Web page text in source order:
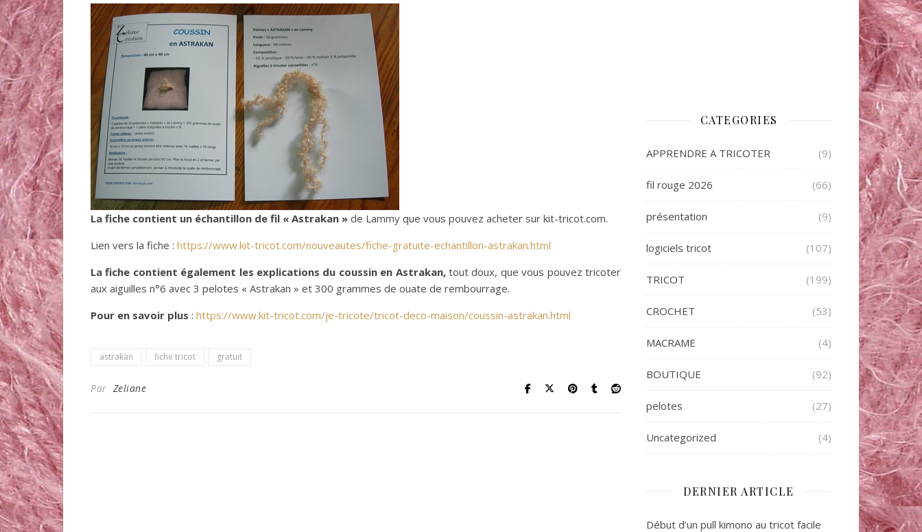
La fiche contient un échantillon de fil « Astrakan » de Lammy que vous pouvez acheter sur kit-tricot.com.
Lien vers la fiche : https://www.kit-tricot.com/nouveautes/fiche-gratuite-echantillon-astrakan.html
La fiche contient également les explications du coussin en Astrakan,tout doux, que vous pouvez tricoter
aux aiguilles n°6 avec 3 pelotes « Astrakan » et 300 grammes de ouate de rembourrage.
Pour en savoir plus : https://www.kit-tricot.com/je-tricote/tricot-deco-maison/coussin-astrakan.html
astrakan fiche tricot gratuit
Par Zeliane
CATEGORIES
APPRENDRE A TRICOTER (9)
fil rouge 2026 (66)
présentation (9)
logiciels tricot (107)
TRICOT (199)
CROCHET (53)
MACRAME (4)
BOUTIQUE (92)
pelotes (27)
Uncategorized (4)
DERNIER ARTICLE
Début d’un pull kimono au tricot facile